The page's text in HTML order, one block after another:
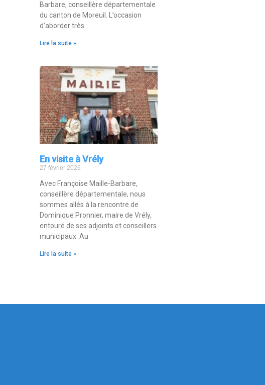
Barbare, conseillère départementale
du canton de Moreuil. L’occasion
d’aborder très
Lire la suite »
En visite à Vrély
27 février 2026
Avec Françoise Maille-Barbare,
conseillère départementale, nous
sommes allés à la rencontre de
Dominique Pronnier, maire de Vrély,
entouré de ses adjoints et conseillers
municipaux. Au
Lire la suite »